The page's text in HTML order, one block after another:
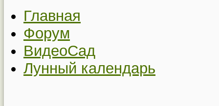
Главная
Форум
ВидеоСад
Лунный календарь